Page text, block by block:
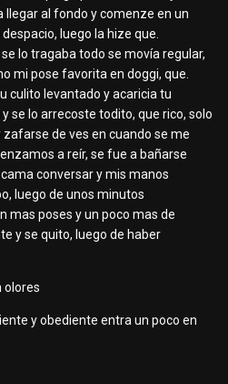
al fondo y comenze en un
luego la hize que.
lo tragaba todo se movía regular,
mi pose favorita en doggi, que.
culito levantado y acaricia tu
se lo arrecoste todito, que rico, solo
de ves en cuando se me
a reír, se fue a bañarse
conversar y mis manos
luego de unos minutos
mas poses y un poco mas de
y se quito, luego de haber
olores
y obediente entra un poco en